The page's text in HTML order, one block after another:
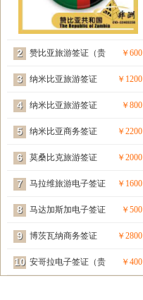
赞比亚旅游签证（贵
宾签）
￥600
2
纳米比亚旅游签证
（贵宾签）
￥1200
3
纳米比亚旅游签证 ￥800
4
纳米比亚商务签证
（贵宾签）
￥2200
5
莫桑比克旅游签证
（贵宾签）
￥2000
6
马拉维旅游电子签证
（贵宾签）
￥1600
7
马达加斯加电子签证
（贵宾签）
￥500
8
博茨瓦纳商务签证
（贵宾签）
￥2800
9
安哥拉电子签证（贵 ￥400
10